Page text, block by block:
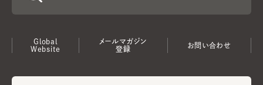
Global
Website
メールマガジン
登録
お問い合わせ